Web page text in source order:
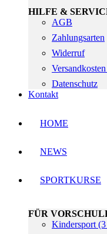
HILFE &
AGB
Zahlungsarten
Widerruf
Datenschutz
Kontakt
HOME
NEWS
SPORTKURSE
FÜR
Kindersport